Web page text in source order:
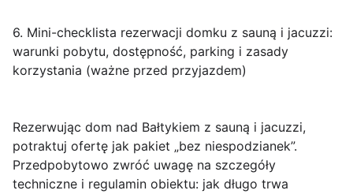
6. Mini-checklista rezerwacji domku z sauną i jacuzzi:
warunki pobytu, dostępność, parking i zasady
korzystania (ważne przed przyjazdem)
Rezerwując dom nad Bałtykiem z sauną i jacuzzi,
potraktuj ofertę jak pakiet „bez niespodzianek”.
Przedpobytowo zwróć uwagę na szczegóły
techniczne i regulamin obiektu: jak długo trwa